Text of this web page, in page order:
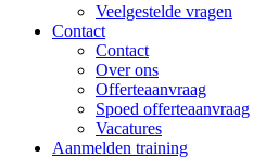
Veelgestelde vragen
Contact
Contact
Over ons
Offerteaanvraag
Spoed offerteaanvraag
Vacatures
Aanmelden training